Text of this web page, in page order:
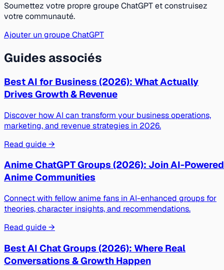
Soumettez votre propre groupe ChatGPT et construisez
votre communauté.
Ajouter un groupe ChatGPT
Guides associés
Best AI for Business (2026): What Actually
Drives Growth & Revenue
Discover how AI can transform your business operations,
marketing, and revenue strategies in 2026.
Read guide →
Anime ChatGPT Groups (2026): Join AI-Powered
Anime Communities
Connect with fellow anime fans in AI-enhanced groups for
theories, character insights, and recommendations.
Read guide →
Best AI Chat Groups (2026): Where Real
Conversations & Growth Happen